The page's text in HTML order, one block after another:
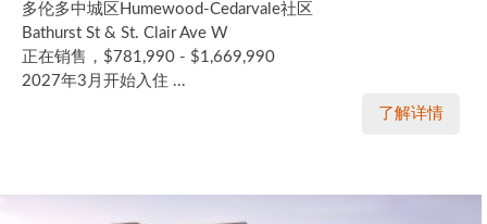
多伦多中城区Humewood-Cedarvale社区
Bathurst St & St. Clair Ave W
正在销售，$781,990 - $1,669,990
2027年3月开始入住 ...
了解详情